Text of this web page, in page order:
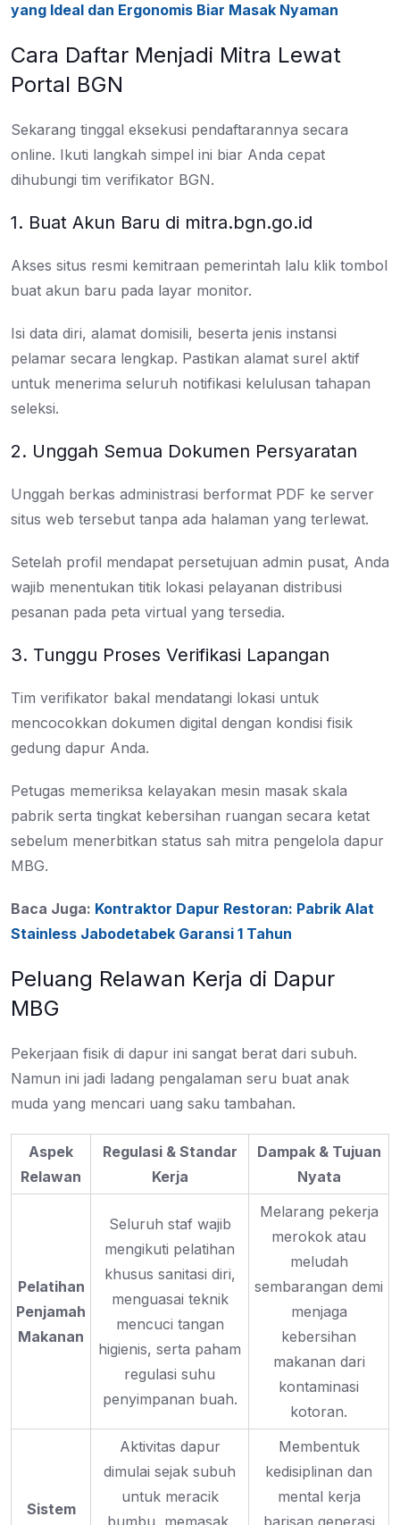
yang Ideal dan Ergonomis Biar Masak Nyaman
Cara Daftar Menjadi Mitra Lewat
Portal BGN
Sekarang tinggal eksekusi pendaftarannya secara
online. Ikuti langkah simpel ini biar Anda cepat
dihubungi tim verifikator BGN.
1. Buat Akun Baru di mitra.bgn.go.id
Akses situs resmi kemitraan pemerintah lalu klik tombol
buat akun baru pada layar monitor.
Isi data diri, alamat domisili, beserta jenis instansi
pelamar secara lengkap. Pastikan alamat surel aktif
untuk menerima seluruh notifikasi kelulusan tahapan
seleksi.
2. Unggah Semua Dokumen Persyaratan
Unggah berkas administrasi berformat PDF ke server
situs web tersebut tanpa ada halaman yang terlewat.
Setelah profil mendapat persetujuan admin pusat, Anda
wajib menentukan titik lokasi pelayanan distribusi
pesanan pada peta virtual yang tersedia.
3. Tunggu Proses Verifikasi Lapangan
Tim verifikator bakal mendatangi lokasi untuk
mencocokkan dokumen digital dengan kondisi fisik
gedung dapur Anda.
Petugas memeriksa kelayakan mesin masak skala
pabrik serta tingkat kebersihan ruangan secara ketat
sebelum menerbitkan status sah mitra pengelola dapur
MBG.
Baca Juga: Kontraktor Dapur Restoran: Pabrik Alat
Stainless Jabodetabek Garansi 1 Tahun
Peluang Relawan Kerja di Dapur
MBG
Pekerjaan fisik di dapur ini sangat berat dari subuh.
Namun ini jadi ladang pengalaman seru buat anak
muda yang mencari uang saku tambahan.
Aspek
Relawan
Regulasi & Standar
Kerja
Dampak & Tujuan
Nyata
Pelatihan
Penjamah
Makanan
Seluruh staf wajib
mengikuti pelatihan
khusus sanitasi diri,
menguasai teknik
mencuci tangan
higienis, serta paham
regulasi suhu
penyimpanan buah.
Melarang pekerja
merokok atau
meludah
sembarangan demi
menjaga
kebersihan
makanan dari
kontaminasi
kotoran.
Sistem
Aktivitas dapur
dimulai sejak subuh
untuk meracik
Membentuk
kedisiplinan dan
mental kerja